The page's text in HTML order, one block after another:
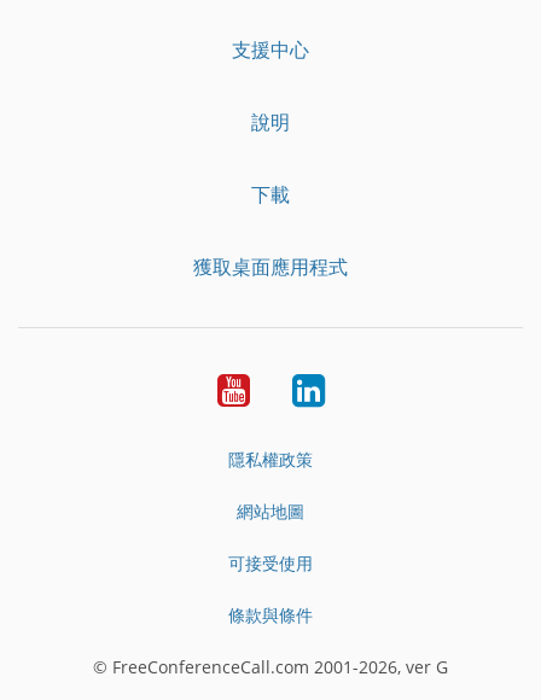
支援中心
說明
下載
獲取桌面應用程式
YouTubeLinkedIn
隱私權政策
網站地圖
可接受使用
條款與條件
© FreeConferenceCall.com 2001-2026, ver G